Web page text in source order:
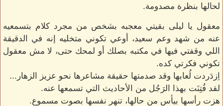
لحالها بنظرة مصدومة.
معقول يا ليلى بقيتي معجبه بشخص من مجرد كلام بتسمعيه
عنه من شهد وعم سعيد، أوعي تكوني متخليه إنه في الدقيقة
اللي وقفتي فيها في مكتبه بصلك أو لمحك حتى، لا مش معقول
تكوني فكرتي كده.
اِزدَردت لُعابها وقد صدمتها حقيقة مشاعرها نحو عزيز الزهار...
لقد فُتِنَت بهذا الرَجُل من الأحاديث التي تسمعها عنه.
هزت رأسها بيأس من حالها، تنهر نفسها بصوت مسموع.